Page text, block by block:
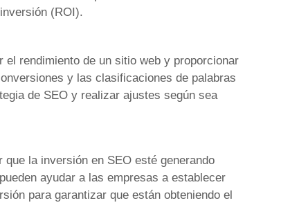
(ROI).
rendimiento de un sitio web y proporcionar
y las clasificaciones de palabras
de SEO y realizar ajustes según sea
la inversión en SEO esté generando
ayudar a las empresas a establecer
para garantizar que están obteniendo el